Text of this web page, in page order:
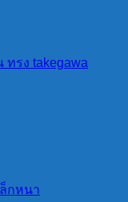
ทรง takegawa
กหนา